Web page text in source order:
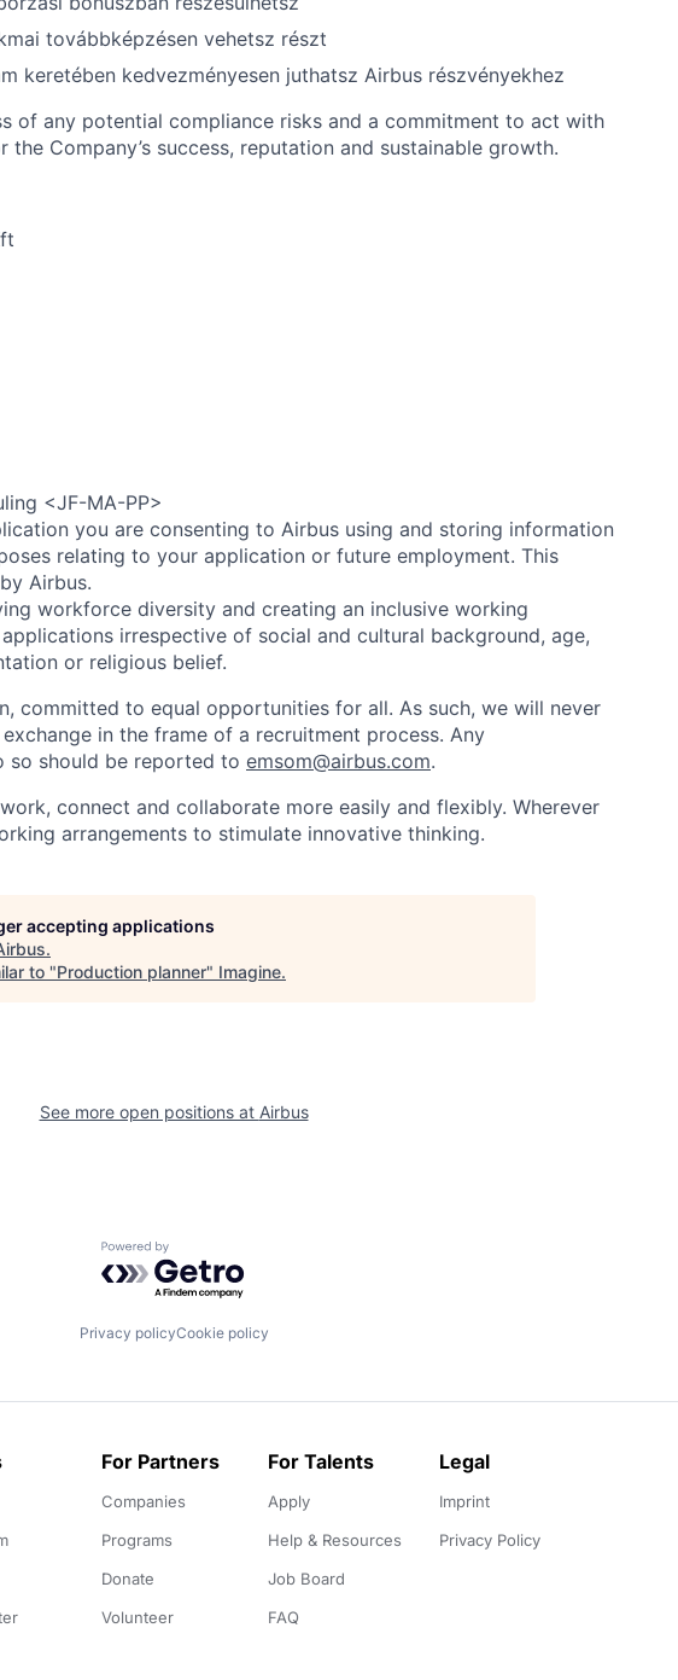
továbbképzésen vehetsz részt
keretében kedvezményesen juthatsz Airbus részvényekhez
of any potential compliance risks and a commitment to act with
Company’s success, reputation and sustainable growth.
<JF-MA-PP>
you are consenting to Airbus using and storing information
relating to your application or future employment. This
Airbus.
workforce diversity and creating an inclusive working
irrespective of social and cultural background, age,
or religious belief.
committed to equal opportunities for all. As such, we will never
in the frame of a recruitment process. Any
so should be reported to emsom@airbus.com.
connect and collaborate more easily and flexibly. Wherever
arrangements to stimulate innovative thinking.
accepting applications
.
to "Production planner" Imagine.
See more open positions at Airbus
Powered by Getro.com
Privacy policyCookie policy
For Partners
Companies
Programs
Donate
Volunteer
For Talents
Apply
Help & Resources
Job Board
FAQ
Legal
Imprint
Privacy Policy